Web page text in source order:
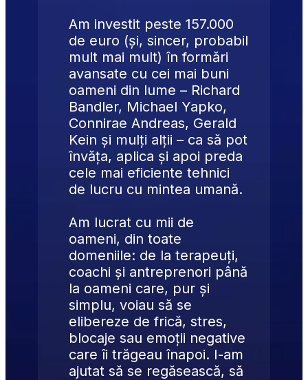
Am investit peste 157.000
de euro (și, sincer, probabil
mult mai mult) în formări
avansate cu cei mai buni
oameni din lume – Richard
Bandler, Michael Yapko,
Connirae Andreas, Gerald
Kein și mulți alții – ca să pot
învăța, aplica și apoi preda
cele mai eficiente tehnici
de lucru cu mintea umană.
Am lucrat cu mii de
oameni, din toate
domeniile: de la terapeuți,
coachi și antreprenori până
la oameni care, pur și
simplu, voiau să se
elibereze de frică, stres,
blocaje sau emoții negative
care îi trăgeau înapoi. I-am
ajutat să se regăsească, să